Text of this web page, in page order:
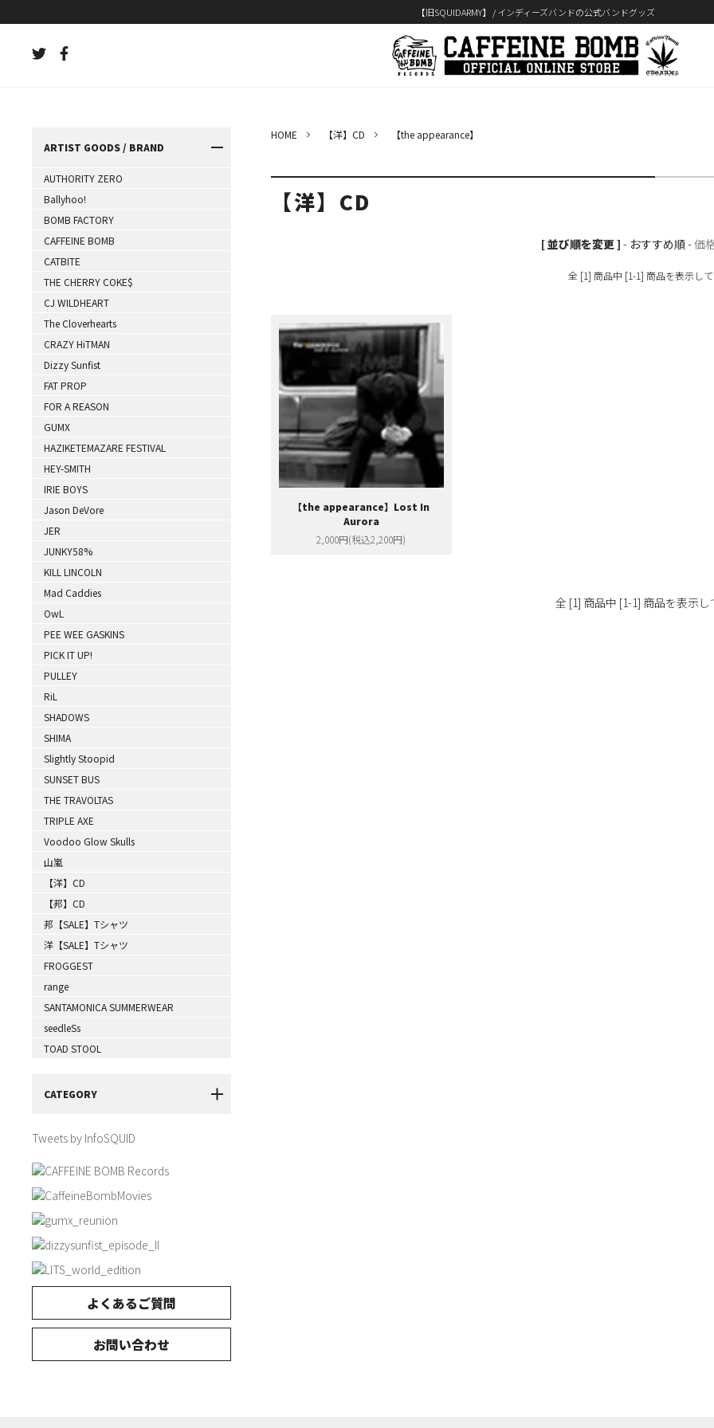
【旧SQUIDARMY】 / インディーズバンドの公式バンドグッズ
HOME 【洋】CD 【the appearance】
【洋】CD
[ 並び順を変更 ] - おすすめ順- 価
全 [1] 商品中 [1-1] 商品を表示し
【the appearance】Lost In
Aurora
2,000円(税込2,200円)
全 [1] 商品中 [1-1] 商品を表示
ARTIST GOODS / BRAND
AUTHORITY ZERO
Ballyhoo!
BOMB FACTORY
CAFFEINE BOMB
CATBITE
THE CHERRY COKE$
CJ WILDHEART
The Cloverhearts
CRAZY HiTMAN
Dizzy Sunfist
FAT PROP
FOR A REASON
GUMX
HAZIKETEMAZARE FESTIVAL
HEY-SMITH
IRIE BOYS
Jason DeVore
JER
JUNKY58%
KILL LINCOLN
Mad Caddies
OwL
PEE WEE GASKINS
PICK IT UP!
PULLEY
RiL
SHADOWS
SHIMA
Slightly Stoopid
SUNSET BUS
THE TRAVOLTAS
TRIPLE AXE
Voodoo Glow Skulls
山嵐
【洋】CD
【邦】CD
邦【SALE】Tシャツ
洋【SALE】Tシャツ
FROGGEST
range
SANTAMONICA SUMMERWEAR
seedleSs
TOAD STOOL
CATEGORY
Tweets by InfoSQUID
よくあるご質問
お問い合わせ